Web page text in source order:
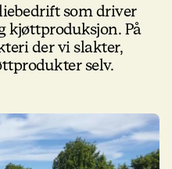
som driver
kjøttproduksjon. På
der vi slakter,
selv.